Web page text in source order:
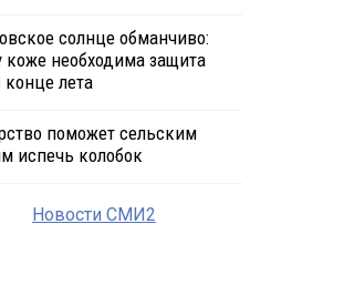
солнце обманчиво:
коже необходима защита
лета
поможет сельским
испечь колобок
Новости СМИ2